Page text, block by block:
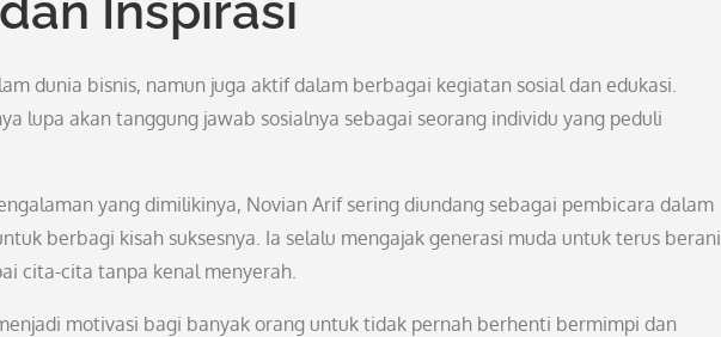
dunia bisnis, namun juga aktif dalam berbagai kegiatan sosial dan edukasi.
lupa akan tanggung jawab sosialnya sebagai seorang individu yang peduli
yang dimilikinya, Novian Arif sering diundang sebagai pembicara dalam
berbagi kisah suksesnya. Ia selalu mengajak generasi muda untuk terus berani
cita-cita tanpa kenal menyerah.
motivasi bagi banyak orang untuk tidak pernah berhenti bermimpi dan